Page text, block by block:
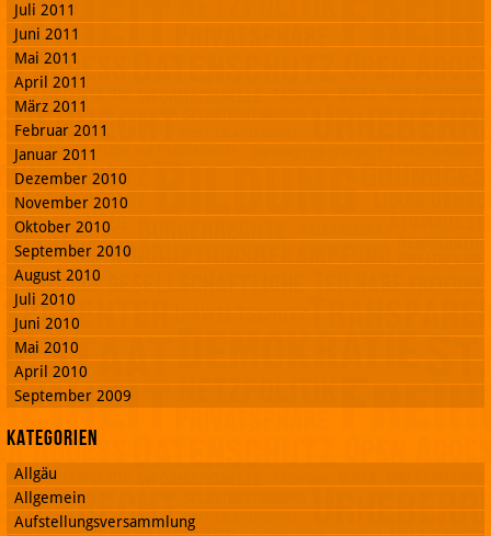
Juli 2011
Juni 2011
Mai 2011
April 2011
März 2011
Februar 2011
Januar 2011
Dezember 2010
November 2010
Oktober 2010
September 2010
August 2010
Juli 2010
Juni 2010
Mai 2010
April 2010
September 2009
Kategorien
Allgäu
Allgemein
Aufstellungsversammlung